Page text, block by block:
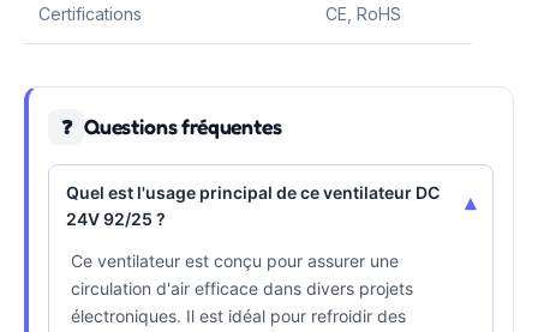
Certifications CE, RoHS
❓ Questions fréquentes
Quel est l'usage principal de ce ventilateur DC
24V 92/25 ?
▾
Ce ventilateur est conçu pour assurer une
circulation d'air efficace dans divers projets
électroniques. Il est idéal pour refroidir des